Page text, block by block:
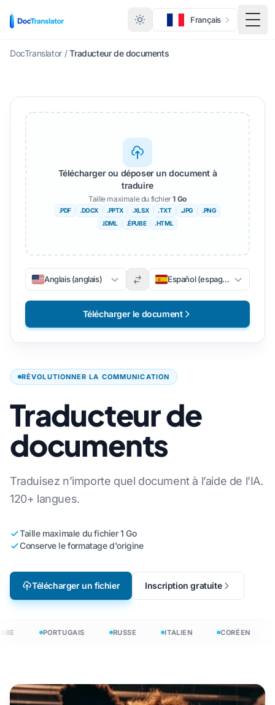
Français
DocTranslator / Traducteur de documents
RÉVOLUTIONNER LA COMMUNICATION
Traducteur de
documents
Traduisez n’importe quel document à l’aide de l’IA.
120+ langues.
Taille maximale du fichier 1 Go
Conserve le formatage d'origine
Télécharger un fichier Inscription gratuite
Télécharger ou déposer un document à
traduire
Taille maximale du fichier1 Go
.PDF .DOCX .PPTX .XLSX .TXT .JPG
.PNG
.IDML
.ÉPUBE .HTML
Anglais (anglais) Español (espagnol)
Télécharger le document
PORTUGAIS RUSSE ITALIEN CORÉEN